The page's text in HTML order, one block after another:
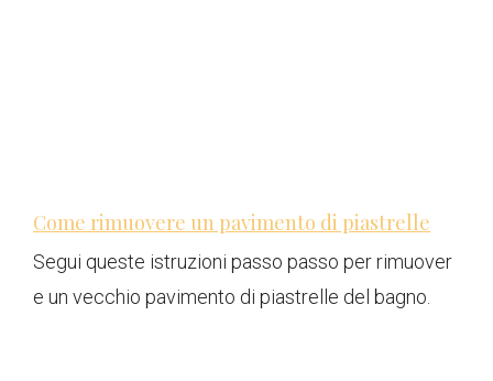
Come rimuovere un pavimento di piastrelle
Segui queste istruzioni passo passo per rimuover
e un vecchio pavimento di piastrelle del bagno.